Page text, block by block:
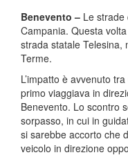
Benevento – Le strade
Campania. Questa
strada statale Telesina,
Terme.
L’impatto è avvenuto
primo viaggiava in
Benevento. Lo scontro
sorpasso, in cui in
si sarebbe accorto che
veicolo in direzione